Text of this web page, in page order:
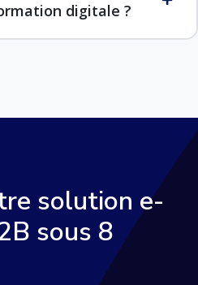
digitale ?
solution e-
sous 8